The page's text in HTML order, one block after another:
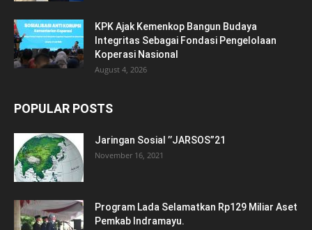
KPK Ajak Kemenkop Bangun Budaya
Integritas Sebagai Fondasi Pengelolaan
Koperasi Nasional
August 4, 2026
POPULAR POSTS
Jaringan Sosial ’’JARSOS”21
November 16, 2021
Program Lada Selamatkan Rp129 Miliar Aset
Pemkab Indramayu.